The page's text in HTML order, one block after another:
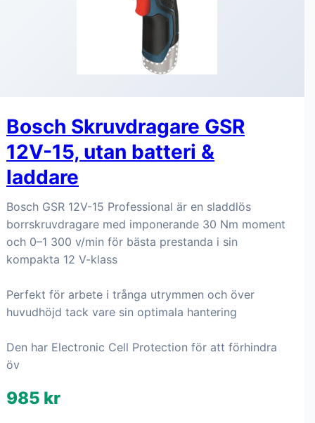
Bosch Skruvdragare GSR
12V-15, utan batteri &
laddare
Bosch GSR 12V-15 Professional är en sladdlös
borrskruvdragare med imponerande 30 Nm moment
och 0–1 300 v/min för bästa prestanda i sin
kompakta 12 V-klass
Perfekt för arbete i trånga utrymmen och över
huvudhöjd tack vare sin optimala hantering
Den har Electronic Cell Protection för att förhindra
öv
985 kr